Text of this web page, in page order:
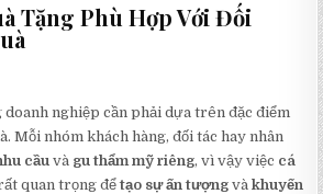
Tặng Phù Hợp Với Đối
doanh nghiệp cần phải dựa trên đặc điểm
Mỗi nhóm khách hàng, đối tác hay nhân
cầu và gu thẩm mỹ riêng, vì vậy việc cá
quan trọng đểtạo sự ấn tượng vàkhuyến